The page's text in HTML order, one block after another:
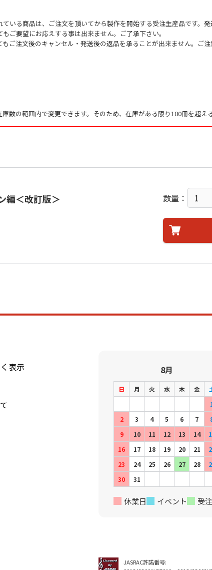
いる商品は、ご注文を頂いてから製作を開始する受注生産品です。
ご要望にお応えする事は出来ません。ご了承下さい。
注文後のキャンセル・発送後の返品を承ることが出来ません。ご注
の範囲内で変更できます。そのため、在庫がある限り100冊を超え
編＜改訂版＞ 数量：
表示
JASRAC許諾番号:
8月
日 月 火 水 木 金
2
3 4 5 6 7
9
10 11 12 13 14
16
17 18 19 20 21
23
24 25 26 27 28
30
31
休業日 イベント 受